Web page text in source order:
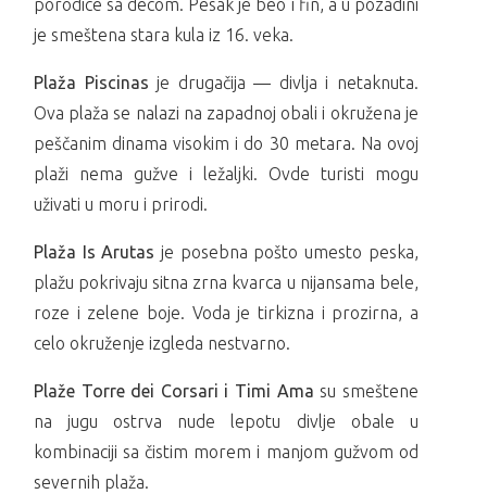
porodice sa decom. Pesak je beo i fin, a u pozadini
je smeštena stara kula iz 16. veka.
Plaža Piscinas je drugačija — divlja i netaknuta.
Ova plaža se nalazi na zapadnoj obali i okružena je
peščanim dinama visokim i do 30 metara. Na ovoj
plaži nema gužve i ležaljki. Ovde turisti mogu
uživati u moru i prirodi.
Plaža Is Arutas je posebna pošto umesto peska,
plažu pokrivaju sitna zrna kvarca u nijansama bele,
roze i zelene boje. Voda je tirkizna i prozirna, a
celo okruženje izgleda nestvarno.
Plaže Torre dei Corsari i Timi Ama su smeštene
na jugu ostrva nude lepotu divlje obale u
kombinaciji sa čistim morem i manjom gužvom od
severnih plaža.